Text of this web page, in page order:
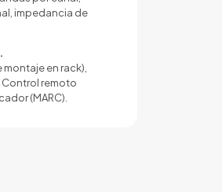
impedancia de
montaje en rack),
remoto
(MARC).